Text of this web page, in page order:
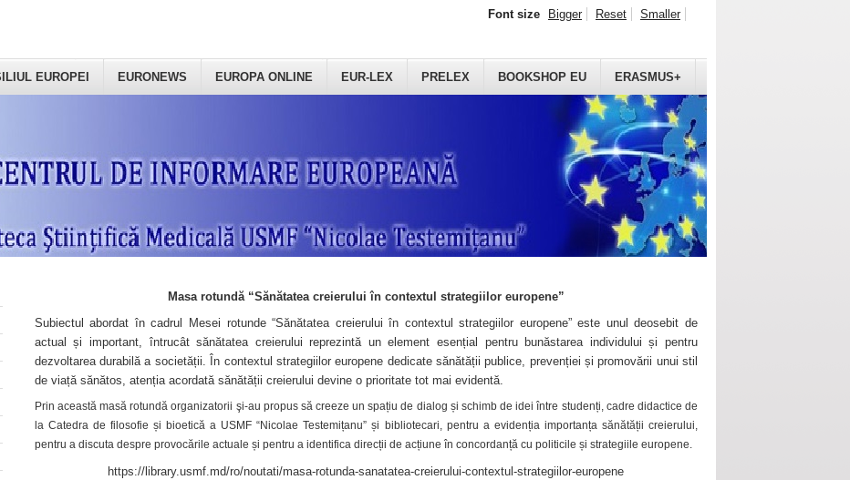
EUROPEI EURONEWS EUROPA ONLINE EUR-LEX PRELEX BOOKSHOP EU ERASMUS+
Font size Bigger Reset Smaller
Masa rotundă “Sănătatea creierului în contextul strategiilor europene”
Subiectul abordat în cadrul Mesei rotunde “Sănătatea creierului în contextul strategiilor europene” este unul deosebit de
actual și important, întrucât sănătatea creierului reprezintă un element esențial pentru bunăstarea individului și pentru
dezvoltarea durabilă a societății. În contextul strategiilor europene dedicate sănătății publice, prevenției și promovării unui stil
de viață sănătos, atenția acordată sănătății creierului devine o prioritate tot mai evidentă.
Prin această masă rotundă organizatorii şi-au propus să creeze un spațiu de dialog și schimb de idei între studenți, cadre didactice de
la Catedra de filosofie și bioetică a USMF “Nicolae Testemițanu” și bibliotecari, pentru a evidenția importanța sănătății creierului,
pentru a discuta despre provocările actuale și pentru a identifica direcții de acțiune în concordanță cu politicile și strategiile europene.
https://library.usmf.md/ro/noutati/masa-rotunda-sanatatea-creierului-contextul-strategiilor-europene